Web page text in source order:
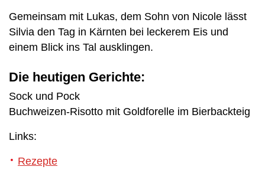
Gemeinsam mit Lukas, dem Sohn von Nicole lässt
Silvia den Tag in Kärnten bei leckerem Eis und
einem Blick ins Tal ausklingen.
Die heutigen Gerichte:
Sock und Pock
Buchweizen-Risotto mit Goldforelle im Bierbackteig
Links:
Rezepte